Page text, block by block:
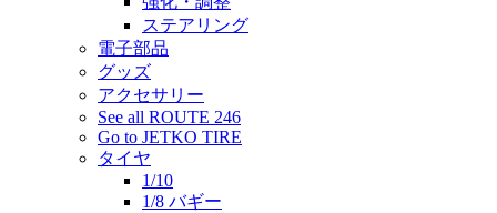
ステアリング
電子部品
グッズ
アクセサリー
See all ROUTE 246
Go to JETKO TIRE
タイヤ
1/10
1/8 バギー